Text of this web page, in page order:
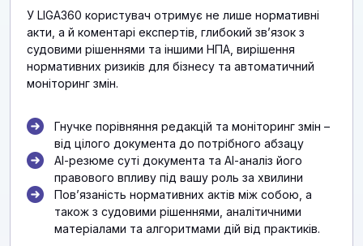
У LIGA360 користувач отримує не лише нормативні
акти, а й коментарі експертів, глибокий звʼязок з
судовими рішеннями та іншими НПА, вирішення
нормативних ризиків для бізнесу та автоматичний
моніторинг змін.
Гнучке порівняння редакцій та моніторинг змін –
від цілого документа до потрібного абзацу
АІ-резюме суті документа та АІ-аналіз його
правового впливу під вашу роль за хвилини
Повʼязаність нормативних актів між собою, а
також з судовими рішеннями, аналітичними
матеріалами та алгоритмами дій від практиків.